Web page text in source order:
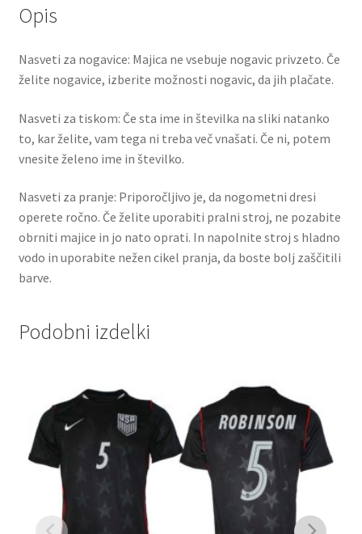
Opis
Nasveti za nogavice: Majica ne vsebuje nogavic privzeto. Če
želite nogavice, izberite možnosti nogavic, da jih plačate.
Nasveti za tiskom: Če sta ime in številka na sliki natanko
to, kar želite, vam tega ni treba več vnašati. Če ni, potem
vnesite želeno ime in številko.
Nasveti za pranje: Priporočljivo je, da nogometni dresi
operete ročno. Če želite uporabiti pralni stroj, ne pozabite
obrniti majice in jo nato oprati. In napolnite stroj s hladno
vodo in uporabite nežen cikel pranja, da boste bolj zaščitili
barve.
Podobni izdelki